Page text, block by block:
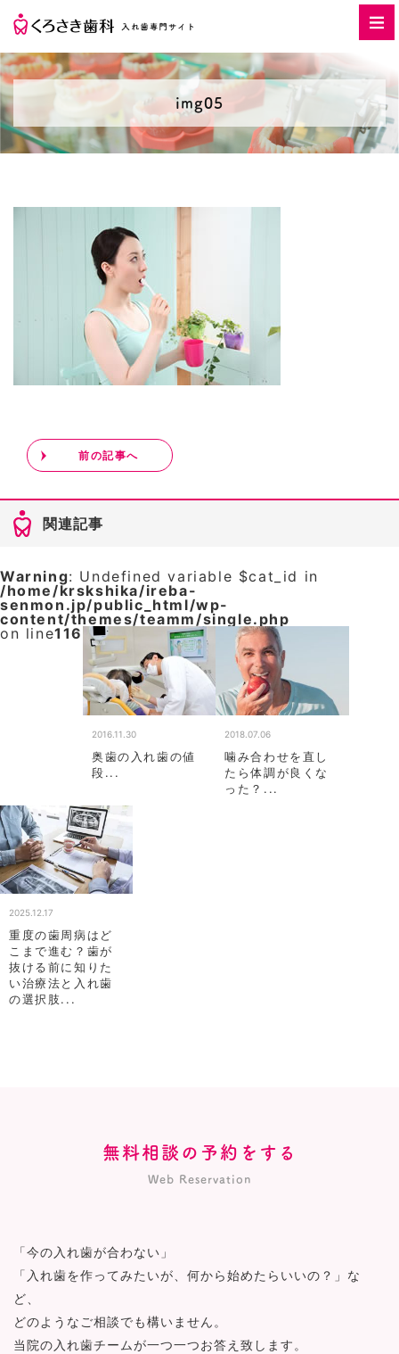
img05
前の記事へ
関連記事
Warning: Undefined variable $cat_id in
/home/krskshika/ireba-
senmon.jp/public_html/wp-
content/themes/teamm/single.php
on line116
2016.11.30
奥歯の入れ歯の値
段...
2018.07.06
噛み合わせを直し
たら体調が良くな
った？...
2025.12.17
重度の歯周病はど
こまで進む？歯が
抜ける前に知りた
い治療法と入れ歯
の選択肢...
無料相談の予約をする
Web Reservation
「今の入れ歯が合わない」
「入れ歯を作ってみたいが、何から始めたらいいの？」な
ど、
どのようなご相談でも構いません。
当院の入れ歯チームが一つ一つお答え致します。